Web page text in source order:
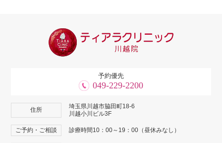
予約優先
049-229-2200
住所
埼玉県川越市脇田町18-6
川越小川ビル3F
ご予約・ご相談 診療時間10：00～19：00（昼休みなし）